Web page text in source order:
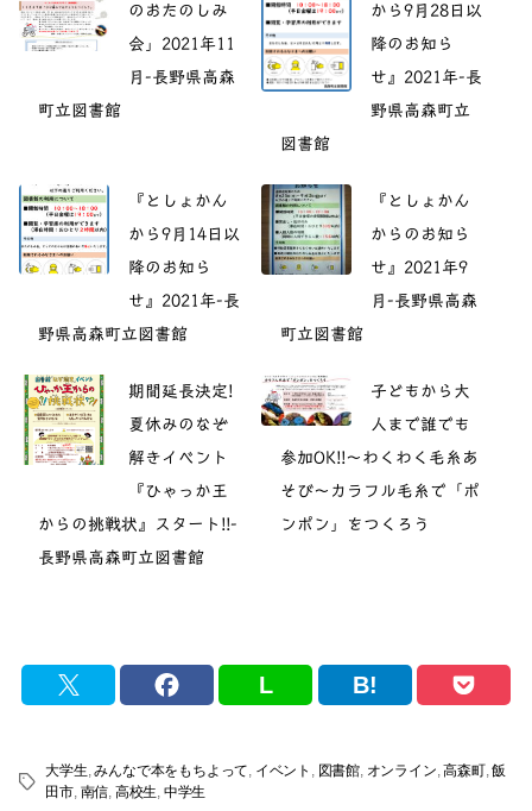
のおたのしみ
会」2021年11
月-長野県高森
町立図書館
から9月28日以
降のお知ら
せ』2021年-長
野県高森町立
図書館
『としょかん
から9月14日以
降のお知ら
せ』2021年-長
野県高森町立図書館
『としょかん
からのお知ら
せ』2021年9
月-長野県高森
町立図書館
期間延長決定!
夏休みのなぞ
解きイベント
『ひゃっか王
からの挑戦状』スタート!!-
長野県高森町立図書館
子どもから大
人まで誰でも
参加OK!!～わくわく毛糸あ
そび～カラフル毛糸で「ポ
ンポン」をつくろう
L B!
タ
大学生,みんなで本をもちよって, イベント , 図書館, オンライン,高森町,飯
田市, 南信, 高校生, 中学生